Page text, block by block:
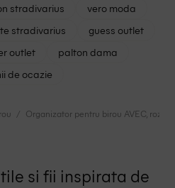
stradivarius
vero moda
stradivarius
guess outlet
outlet
palton dama
de ocazie
Organizator pentru birou AVEC, roz
si fii inspirata de